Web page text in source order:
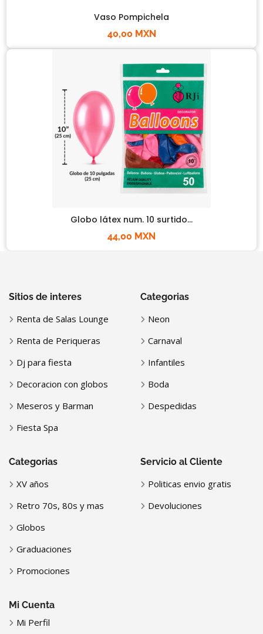
Vaso Pompichela
40,00 MXN
Globo látex num. 10 surtido...
44,00 MXN
Sitios de interes
Renta de Salas Lounge
Renta de Periqueras
Dj para fiesta
Decoracion con globos
Meseros y Barman
Fiesta Spa
Categorias
Neon
Carnaval
Infantiles
Boda
Despedidas
Categorias
XV años
Retro 70s, 80s y mas
Globos
Graduaciones
Promociones
Servicio al Cliente
Politicas envio gratis
Devoluciones
Mi Cuenta
Mi Perfil